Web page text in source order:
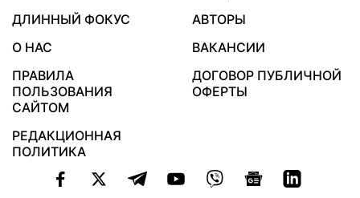
ДЛИННЫЙ ФОКУС
АВТОРЫ
О НАС
ВАКАНСИИ
ПРАВИЛА
ПОЛЬЗОВАНИЯ
САЙТОМ
ДОГОВОР ПУБЛИЧНОЙ
ОФЕРТЫ
РЕДАКЦИОННАЯ
ПОЛИТИКА